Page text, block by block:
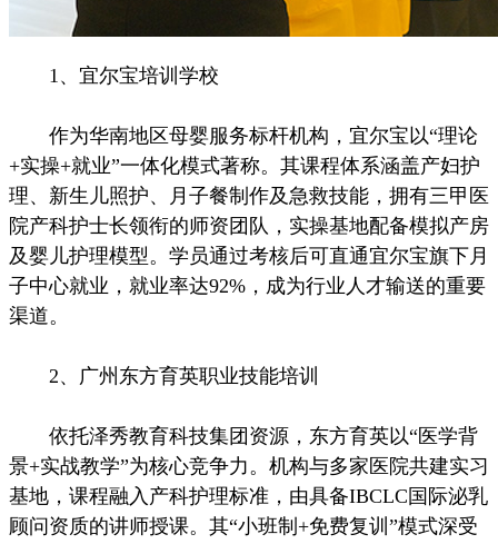
1、宜尔宝培训学校
作为华南地区母婴服务标杆机构，宜尔宝以“理论
+实操+就业”一体化模式著称。其课程体系涵盖产妇护
理、新生儿照护、月子餐制作及急救技能，拥有三甲医
院产科护士长领衔的师资团队，实操基地配备模拟产房
及婴儿护理模型。学员通过考核后可直通宜尔宝旗下月
子中心就业，就业率达92%，成为行业人才输送的重要
渠道。
2、广州东方育英职业技能培训
依托泽秀教育科技集团资源，东方育英以“医学背
景+实战教学”为核心竞争力。机构与多家医院共建实习
基地，课程融入产科护理标准，由具备IBCLC国际泌乳
顾问资质的讲师授课。其“小班制+免费复训”模式深受